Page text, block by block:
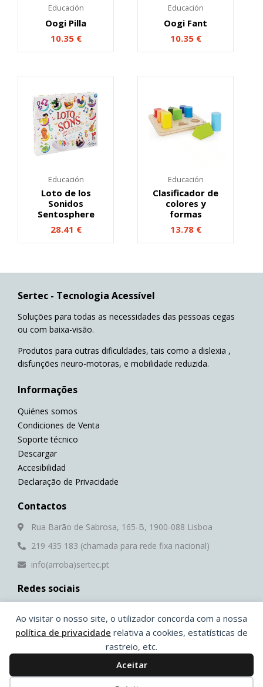
Ao visitar o nosso site, o utilizador concorda com a nossa
política de privacidade relativa a cookies, estatísticas de
rastreio, etc.
Aceitar
Educación
Oogi Pilla
10.35 €
Educación
Oogi Fant
10.35 €
Educación
Loto de los
Sonidos
Sentosphere
28.41 €
Educación
Clasificador de
colores y
formas
13.78 €
Sertec - Tecnologia Acessível
Soluções para todas as necessidades das pessoas cegas
ou com baixa-visão.
Produtos para outras dificuldades, tais como a dislexia ,
disfunções neuro-motoras, e mobilidade reduzida.
Informações
Quiénes somos
Condiciones de Venta
Soporte técnico
Descargar
Accesibilidad
Declaração de Privacidade
Contactos
Rua Barão de Sabrosa, 165-B, 1900-088 Lisboa
219 435 183 (chamada para rede fixa nacional)
info(arroba)sertec.pt
Redes sociais
a
c
b
o
o
u
u
e
i
n
e
i
h
a
t
s
a
p
© 2026 Sertec | Desenvolvido por